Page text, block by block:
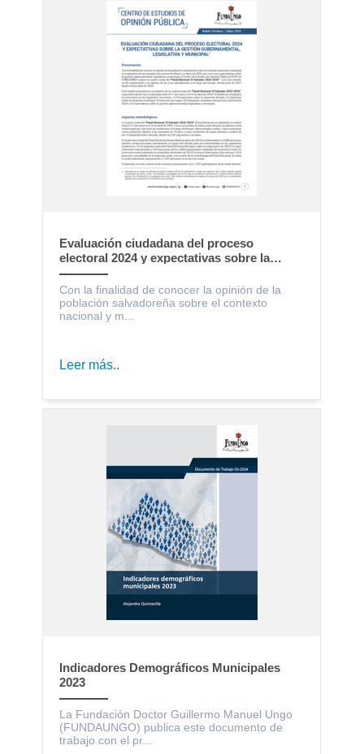
Evaluación ciudadana del proceso
electoral 2024 y expectativas sobre la
gestión gubernamental, legislativa y
municipal
Con la finalidad de conocer la opinión de la
población salvadoreña sobre el contexto
nacional y m...
Leer más..
Indicadores Demográficos Municipales
2023
La Fundación Doctor Guillermo Manuel Ungo
(FUNDAUNGO) publica este documento de
trabajo con el pr...